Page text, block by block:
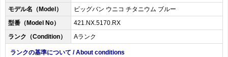
モデル名（Model）
ビッグバン ウニコ チタニウム ブルー
型番（Model No）
421.NX.5170.RX
ランク（Condition）
Aランク
ランクの基準について / About conditions